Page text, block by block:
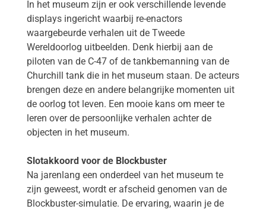
In het museum zijn er ook verschillende levende
displays ingericht waarbij re-enactors
waargebeurde verhalen uit de Tweede
Wereldoorlog uitbeelden. Denk hierbij aan de
piloten van de C-47 of de tankbemanning van de
Churchill tank die in het museum staan. De acteurs
brengen deze en andere belangrijke momenten uit
de oorlog tot leven. Een mooie kans om meer te
leren over de persoonlijke verhalen achter de
objecten in het museum.
Slotakkoord voor de Blockbuster
Na jarenlang een onderdeel van het museum te
zijn geweest, wordt er afscheid genomen van de
Blockbuster-simulatie. De ervaring, waarin je de